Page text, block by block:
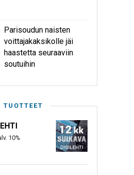
Parisoudun naisten
voittajakaksikolle jäi
haastetta seuraaviin
soutuihin
TUOTTEET
10%